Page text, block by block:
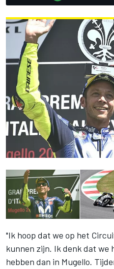
"Ik hoop dat we op het
kunnen zijn. Ik denk dat we
hebben dan in Mugello.